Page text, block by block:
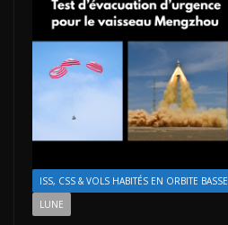
ISS, CSS & VOLS HABITÉS EN ORBITE BASSE
LUNE